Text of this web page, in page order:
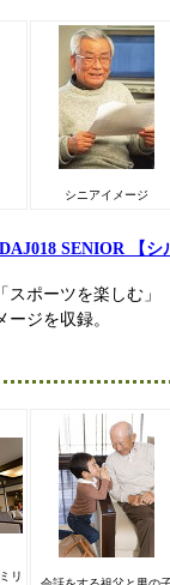
シニアイメージ
DAJ018 SENIOR 【シ
スポーツを楽しむ」
ージを収録。
リ